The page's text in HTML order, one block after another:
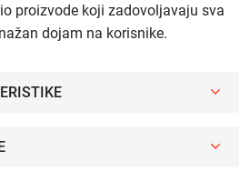
proizvode koji zadovoljavaju sva
dojam na korisnike.